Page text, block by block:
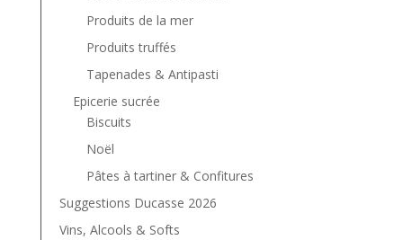
Produits de la mer
Produits truffés
Tapenades & Antipasti
Epicerie sucrée
Biscuits
Noël
Pâtes à tartiner & Confitures
Suggestions Ducasse 2026
Vins, Alcools & Softs